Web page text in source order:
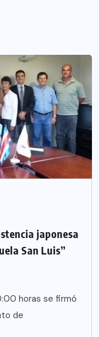
japonesa
San Luis”
horas se firmó
de